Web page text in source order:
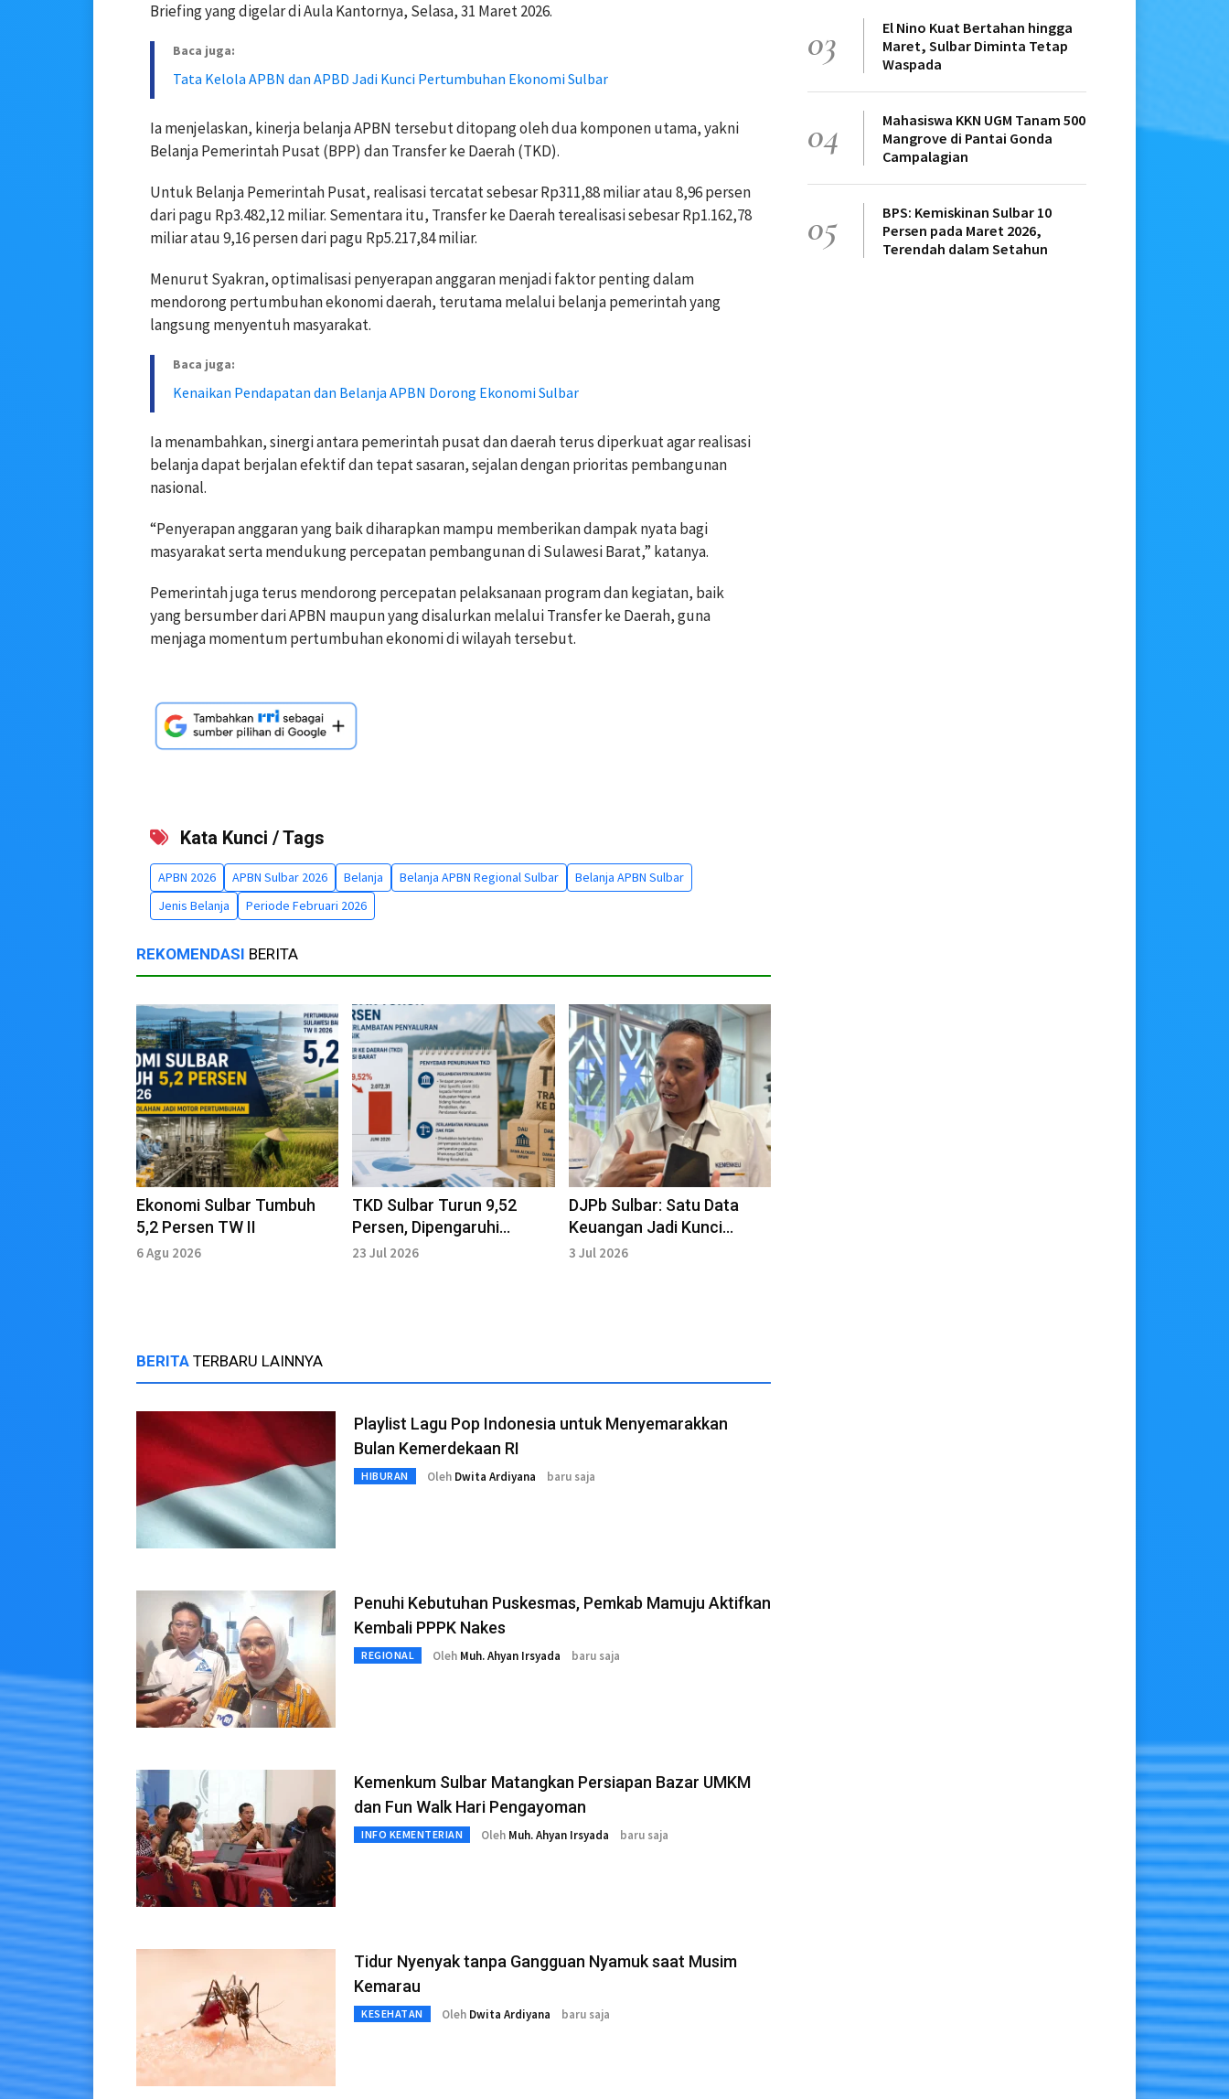
Briefing yang digelar di Aula Kantornya, Selasa, 31 Maret 2026.
Baca juga:
Tata Kelola APBN dan APBD Jadi Kunci Pertumbuhan Ekonomi Sulbar
Ia menjelaskan, kinerja belanja APBN tersebut ditopang oleh dua komponen utama, yakni
Belanja Pemerintah Pusat (BPP) dan Transfer ke Daerah (TKD).
Untuk Belanja Pemerintah Pusat, realisasi tercatat sebesar Rp311,88 miliar atau 8,96 persen
dari pagu Rp3.482,12 miliar. Sementara itu, Transfer ke Daerah terealisasi sebesar Rp1.162,78
miliar atau 9,16 persen dari pagu Rp5.217,84 miliar.
Menurut Syakran, optimalisasi penyerapan anggaran menjadi faktor penting dalam
mendorong pertumbuhan ekonomi daerah, terutama melalui belanja pemerintah yang
langsung menyentuh masyarakat.
Baca juga:
Kenaikan Pendapatan dan Belanja APBN Dorong Ekonomi Sulbar
Ia menambahkan, sinergi antara pemerintah pusat dan daerah terus diperkuat agar realisasi
belanja dapat berjalan efektif dan tepat sasaran, sejalan dengan prioritas pembangunan
nasional.
“Penyerapan anggaran yang baik diharapkan mampu memberikan dampak nyata bagi
masyarakat serta mendukung percepatan pembangunan di Sulawesi Barat,” katanya.
Pemerintah juga terus mendorong percepatan pelaksanaan program dan kegiatan, baik
yang bersumber dari APBN maupun yang disalurkan melalui Transfer ke Daerah, guna
menjaga momentum pertumbuhan ekonomi di wilayah tersebut.
Kata Kunci / Tags
APBN 2026 APBN Sulbar 2026 Belanja Belanja APBN Regional Sulbar
Belanja APBN Sulbar
Jenis Belanja
Periode Februari 2026
REKOMENDASI BERITA
Ekonomi Sulbar Tumbuh
5,2 Persen TW II
6 Agu 2026
TKD Sulbar Turun 9,52
Persen, Dipengaruhi
Perlambatan Penyaluran
23 Jul 2026
DJPb Sulbar: Satu Data
Keuangan Jadi Kunci
Percepatan Belanja Daerah
3 Jul 2026
BERITA TERBARU LAINNYA
Playlist Lagu Pop Indonesia untuk Menyemarakkan
Bulan Kemerdekaan RI
HIBURAN Oleh Dwita Ardiyana baru saja
Penuhi Kebutuhan Puskesmas, Pemkab Mamuju Aktifkan
Kembali PPPK Nakes
REGIONAL Oleh Muh. Ahyan Irsyada baru saja
Kemenkum Sulbar Matangkan Persiapan Bazar UMKM
dan Fun Walk Hari Pengayoman
INFO KEMENTERIAN Oleh Muh. Ahyan Irsyada baru saja
Tidur Nyenyak tanpa Gangguan Nyamuk saat Musim
Kemarau
KESEHATAN Oleh Dwita Ardiyana baru saja
03
El Nino Kuat Bertahan hingga
Maret, Sulbar Diminta Tetap
Waspada
04
Mahasiswa KKN UGM Tanam 500
Mangrove di Pantai Gonda
Campalagian
05
BPS: Kemiskinan Sulbar 10
Persen pada Maret 2026,
Terendah dalam Setahun